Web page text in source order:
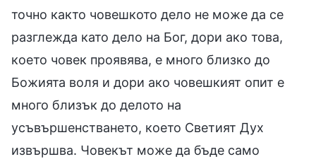
точно както човешкото дело не може да се
разглежда като дело на Бог, дори ако това,
което човек проявява, е много близко до
Божията воля и дори ако човешкият опит е
много близък до делото на
усъвършенстването, което Светият Дух
извършва. Човекът може да бъде само